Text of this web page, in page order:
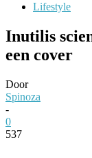
Lifestyle
Inutilis
een cover
Door
Spinoza
-
0
537